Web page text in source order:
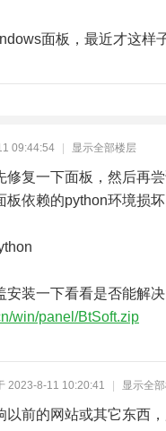
面板，最近才这样
09:44:54 显示全部楼层
修复一下面板，然后再
板依赖的python环境损
安装一下看看是否能解
win/panel/BtSoft.zip
2023-8-11 10:20:41 显示全
以前的网站或其它东西